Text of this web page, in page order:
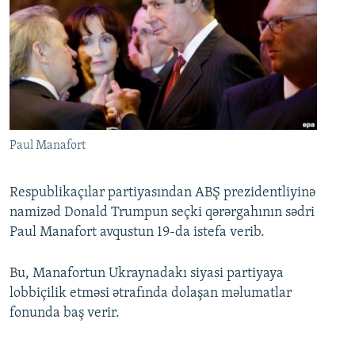
VIDEO
FOTOQALEREYA
İNFOQRAFIKA
KARIKATURA
RADIO ARXIV
OXU ZALI
AZƏRBAYCAN ƏDƏBIYYATI KITABXANASI
İSLAM VƏ DEMOKRATIYA
HAQQIMIZDA
MISSIYAMIZ
PEŞƏ ETIKASI VƏ JURNALISTIKA STANDARTLARIMIZ
BIZIMLƏ ƏLAQƏ
XƏBƏR BÜLLETENLƏRIMIZ
BIZI IZLƏ
Paul Manafort
Respublikaçılar partiyasından ABŞ prezidentliyinə
namizəd Donald Trumpun seçki qərərgahının sədri
Paul Manafort avqustun 19-da istefa verib.
Bu, Manafortun Ukraynadakı siyasi partiyaya
lobbiçilik etməsi ətrafında dolaşan məlumatlar
fonunda baş verir.